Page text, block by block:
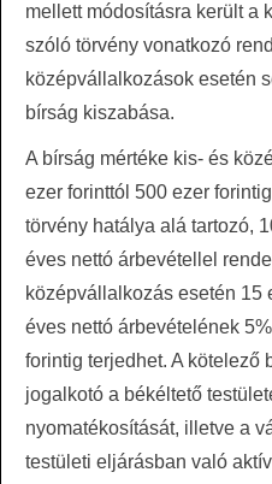
mellett módosításra került a
szóló törvény vonatkozó
középvállalkozások esetén
bírság kiszabása.
A bírság mértéke kis- és
ezer forinttól 500 ezer
törvény hatálya alá tartozó,
éves nettó árbevétellel
középvállalkozás esetén 15
éves nettó árbevételének
forintig terjedhet. A kötelező
jogalkotó a békéltető
nyomatékosítását, illetve a
testületi eljárásban való